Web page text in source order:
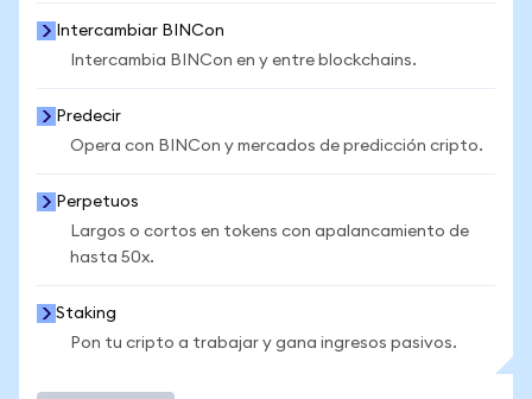
Intercambiar BINCon
Intercambia BINCon en y entre blockchains.
Predecir
Opera con BINCon y mercados de predicción cripto.
Perpetuos
Largos o cortos en tokens con apalancamiento de
hasta 50x.
Staking
Pon tu cripto a trabajar y gana ingresos pasivos.